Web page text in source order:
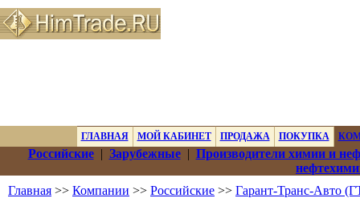
ГЛАВНАЯ МОЙ КАБИНЕТ ПРОДАЖА ПОКУПКА
Российские| Зарубежные| Производители химии и
Главная >> Компании >> Российские >> Гарант-Транс-Авто